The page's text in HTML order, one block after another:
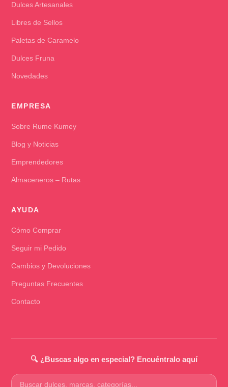
Dulces Artesanales
Libres de Sellos
Paletas de Caramelo
Dulces Fruna
Novedades
EMPRESA
Sobre Rume Kumey
Blog y Noticias
Emprendedores
Almaceneros – Rutas
AYUDA
Cómo Comprar
Seguir mi Pedido
Cambios y Devoluciones
Preguntas Frecuentes
Contacto
🔍 ¿Buscas algo en especial? Encuéntralo aquí
Buscar